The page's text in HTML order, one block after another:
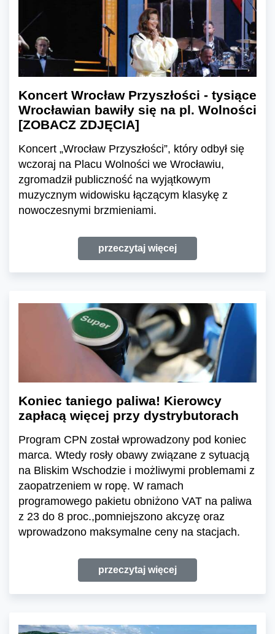
Koncert Wrocław Przyszłości - tysiące
Wrocławian bawiły się na pl. Wolności
[ZOBACZ ZDJĘCIA]
Koncert „Wrocław Przyszłości”, który odbył się
wczoraj na Placu Wolności we Wrocławiu,
zgromadził publiczność na wyjątkowym
muzycznym widowisku łączącym klasykę z
nowoczesnymi brzmieniami.
przeczytaj więcej
Koniec taniego paliwa! Kierowcy
zapłacą więcej przy dystrybutorach
Program CPN został wprowadzony pod koniec
marca. Wtedy rosły obawy związane z sytuacją
na Bliskim Wschodzie i możliwymi problemami z
zaopatrzeniem w ropę. W ramach
programowego pakietu obniżono VAT na paliwa
z 23 do 8 proc.,pomniejszono akcyzę oraz
wprowadzono maksymalne ceny na stacjach.
przeczytaj więcej